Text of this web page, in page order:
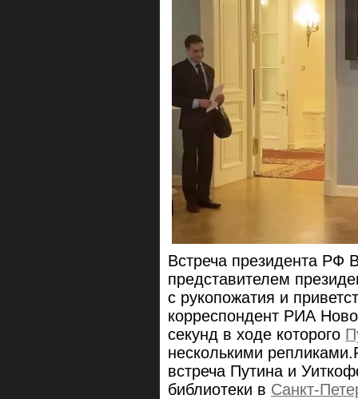
Встреча президента РФ
представителем
с рукопожатия и
корреспондент РИА
секунд в ходе которого
несколькими
встреча Путина и
библиотеки в Санкт-